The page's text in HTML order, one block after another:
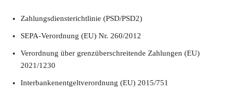
Zahlungsdiensterichtlinie (PSD/PSD2)
SEPA-Verordnung (EU) Nr. 260/2012
Verordnung über grenzüberschreitende Zahlungen (EU)
2021/1230
Interbankenentgeltverordnung (EU) 2015/751